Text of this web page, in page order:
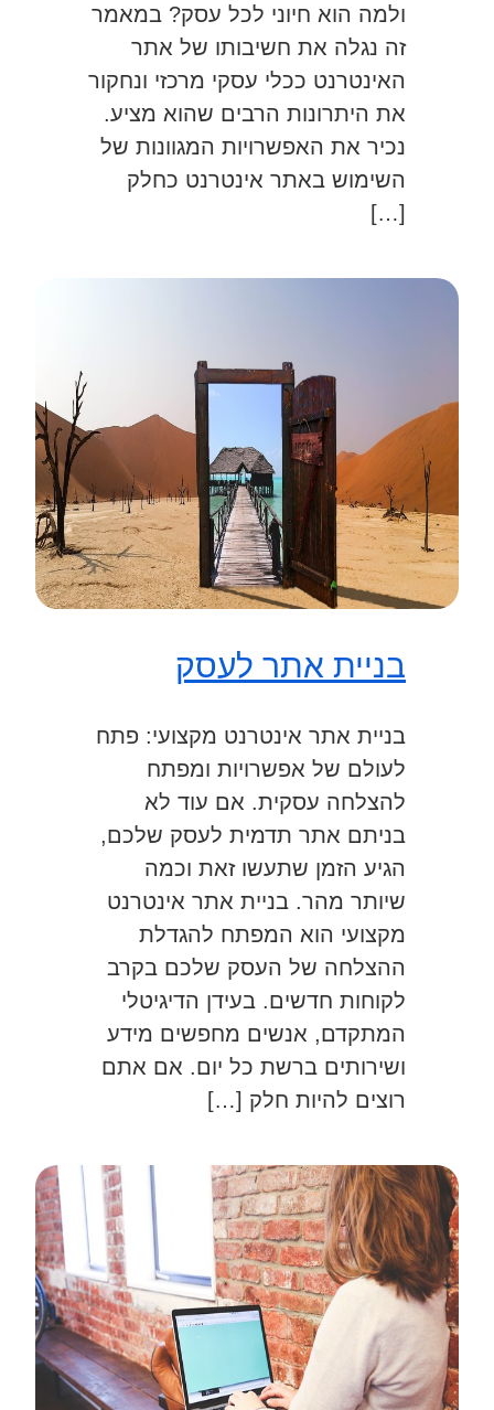
ולמה הוא חיוני לכל עסק? במאמר
זה נגלה את חשיבותו של אתר
האינטרנט ככלי עסקי מרכזי ונחקור
את היתרונות הרבים שהוא מציע.
נכיר את האפשרויות המגוונות של
השימוש באתר אינטרנט כחלק
[…]
בניית אתר לעסק
בניית אתר אינטרנט מקצועי: פתח
לעולם של אפשרויות ומפתח
להצלחה עסקית. אם עוד לא
בניתם אתר תדמית לעסק שלכם,
הגיע הזמן שתעשו זאת וכמה
שיותר מהר. בניית אתר אינטרנט
מקצועי הוא המפתח להגדלת
ההצלחה של העסק שלכם בקרב
לקוחות חדשים. בעידן הדיגיטלי
המתקדם, אנשים מחפשים מידע
ושירותים ברשת כל יום. אם אתם
רוצים להיות חלק […]